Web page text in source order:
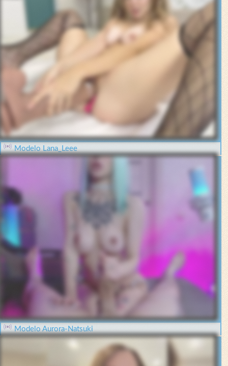
Modelo Lana_Leee
Modelo Aurora-Natsuki